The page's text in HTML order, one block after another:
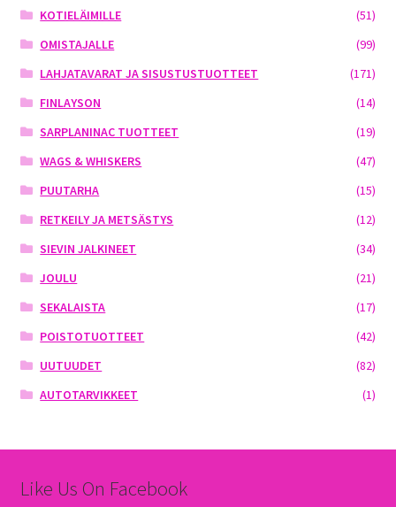
KOTIELÄIMILLE
(51)
OMISTAJALLE
(99)
LAHJATAVARAT JA SISUSTUSTUOTTEET
(171)
FINLAYSON
(14)
SARPLANINAC TUOTTEET
(19)
WAGS & WHISKERS
(47)
PUUTARHA
(15)
RETKEILY JA METSÄSTYS
(12)
SIEVIN JALKINEET
(34)
JOULU
(21)
SEKALAISTA
(17)
POISTOTUOTTEET
(42)
UUTUUDET
(82)
AUTOTARVIKKEET
(1)
Like Us On Facebook